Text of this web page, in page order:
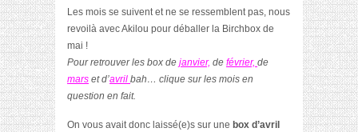
Les mois se suivent et ne se ressemblent pas, nous
revoilà avec Akilou pour déballer la Birchbox de
mai !
Pour retrouver les box de janvier, de février, de
mars et d’avril bah… clique sur les mois en
question en fait.
On vous avait donc laissé(e)s sur une box d’avril